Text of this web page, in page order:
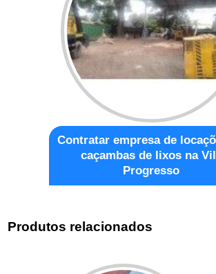
Contratar empresa de
caçambas de lixos na
Progresso
Produtos relacionados